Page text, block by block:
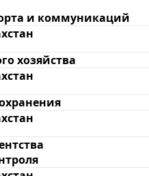
и коммуникаций
хозяйства